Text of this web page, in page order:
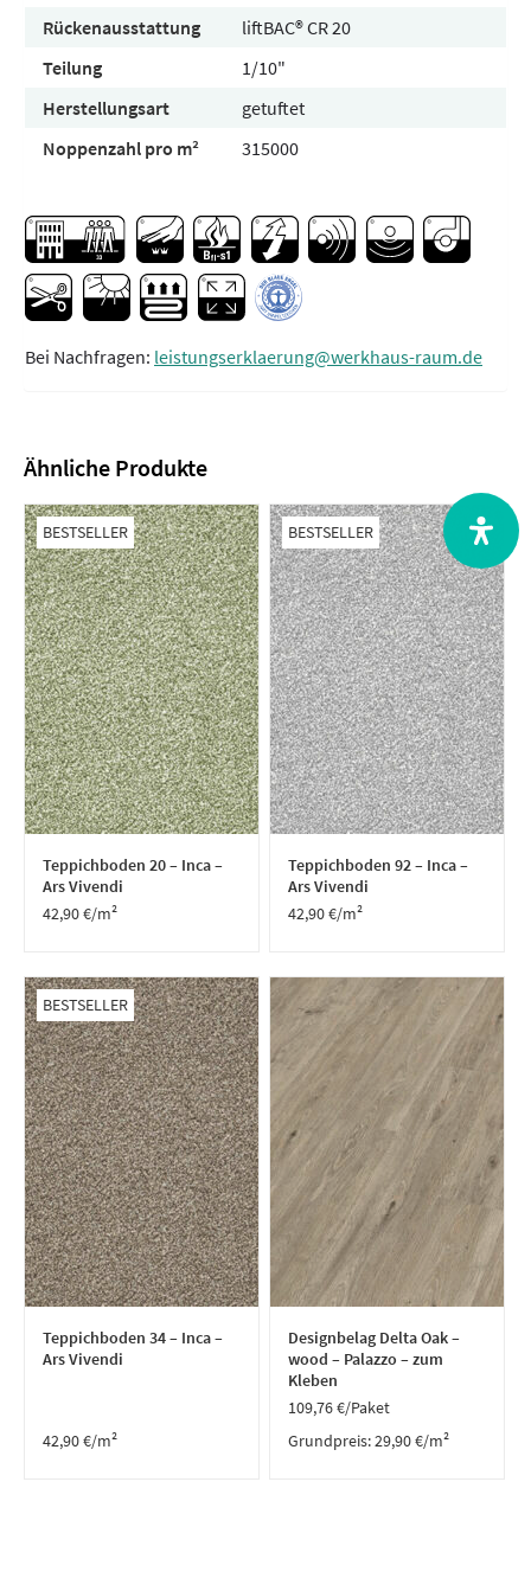
Rückenausstattung
liftBAC® CR 20
Teilung
1/10"
Herstellungsart
getuftet
Noppenzahl pro m²
315000
Bei Nachfragen: leistungserklaerung@werkhaus-raum.de
Ähnliche Produkte
BESTSELLER
Teppichboden 20 – Inca –
Ars Vivendi
42,90€/m²
BESTSELLER
Teppichboden 92 – Inca –
Ars Vivendi
42,90€/m²
BESTSELLER
Teppichboden 34 – Inca –
Ars Vivendi
42,90€/m²
Designbelag Delta Oak –
wood – Palazzo – zum
Kleben
109,76€/Paket
Grundpreis:29,90€/m²